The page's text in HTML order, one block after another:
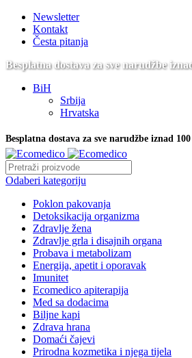
Newsletter
Kontakt
Česta pitanja
Besplatna dostava za sve narudžbe
BiH
Srbija
Hrvatska
Besplatna dostava za sve narudžbe iznad
Odaberi kategoriju
Poklon pakovanja
Detoksikacija organizma
Zdravlje žena
Zdravlje grla i disajnih organa
Probava i metabolizam
Energija, apetit i oporavak
Imunitet
Ecomedico apiterapija
Med sa dodacima
Biljne kapi
Zdrava hrana
Domaći čajevi
Prirodna kozmetika i njega tijela